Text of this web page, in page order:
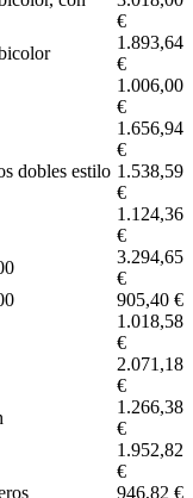
€
1.893,64
€
1.006,00
€
1.656,94
€
dobles estilo 1.538,59
€
1.124,36
€
3.294,65
€
905,40 €
1.018,58
€
2.071,18
€
1.266,38
€
1.952,82
€
946,82 €